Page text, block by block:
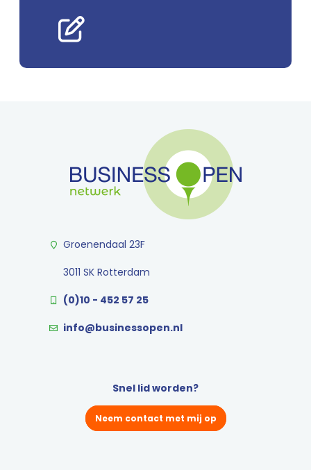
Groenendaal 23F
3011 SK Rotterdam
(0)10 - 452 57 25
info@businessopen.nl
Snel lid worden?
Neem contact met mij op